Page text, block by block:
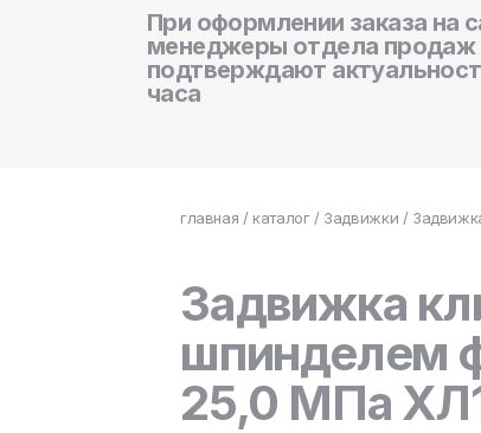
При оформлении заказа на
менеджеры отдела продаж
подтверждают
часа
главная / каталог/ Задвижки /
Задвижка
шпинделем
25,0 МПа